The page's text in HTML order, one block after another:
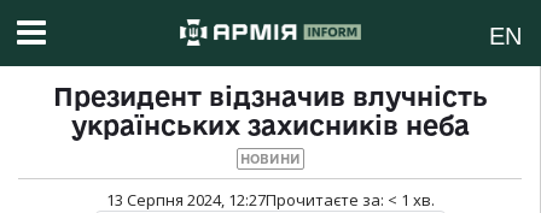
EN
Президент відзначив влучність
українських захисників неба
НОВИНИ
13 Серпня 2024, 12:27Прочитаєте за: < 1 хв.